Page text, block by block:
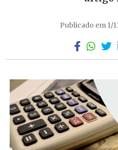
Publicado em 1/